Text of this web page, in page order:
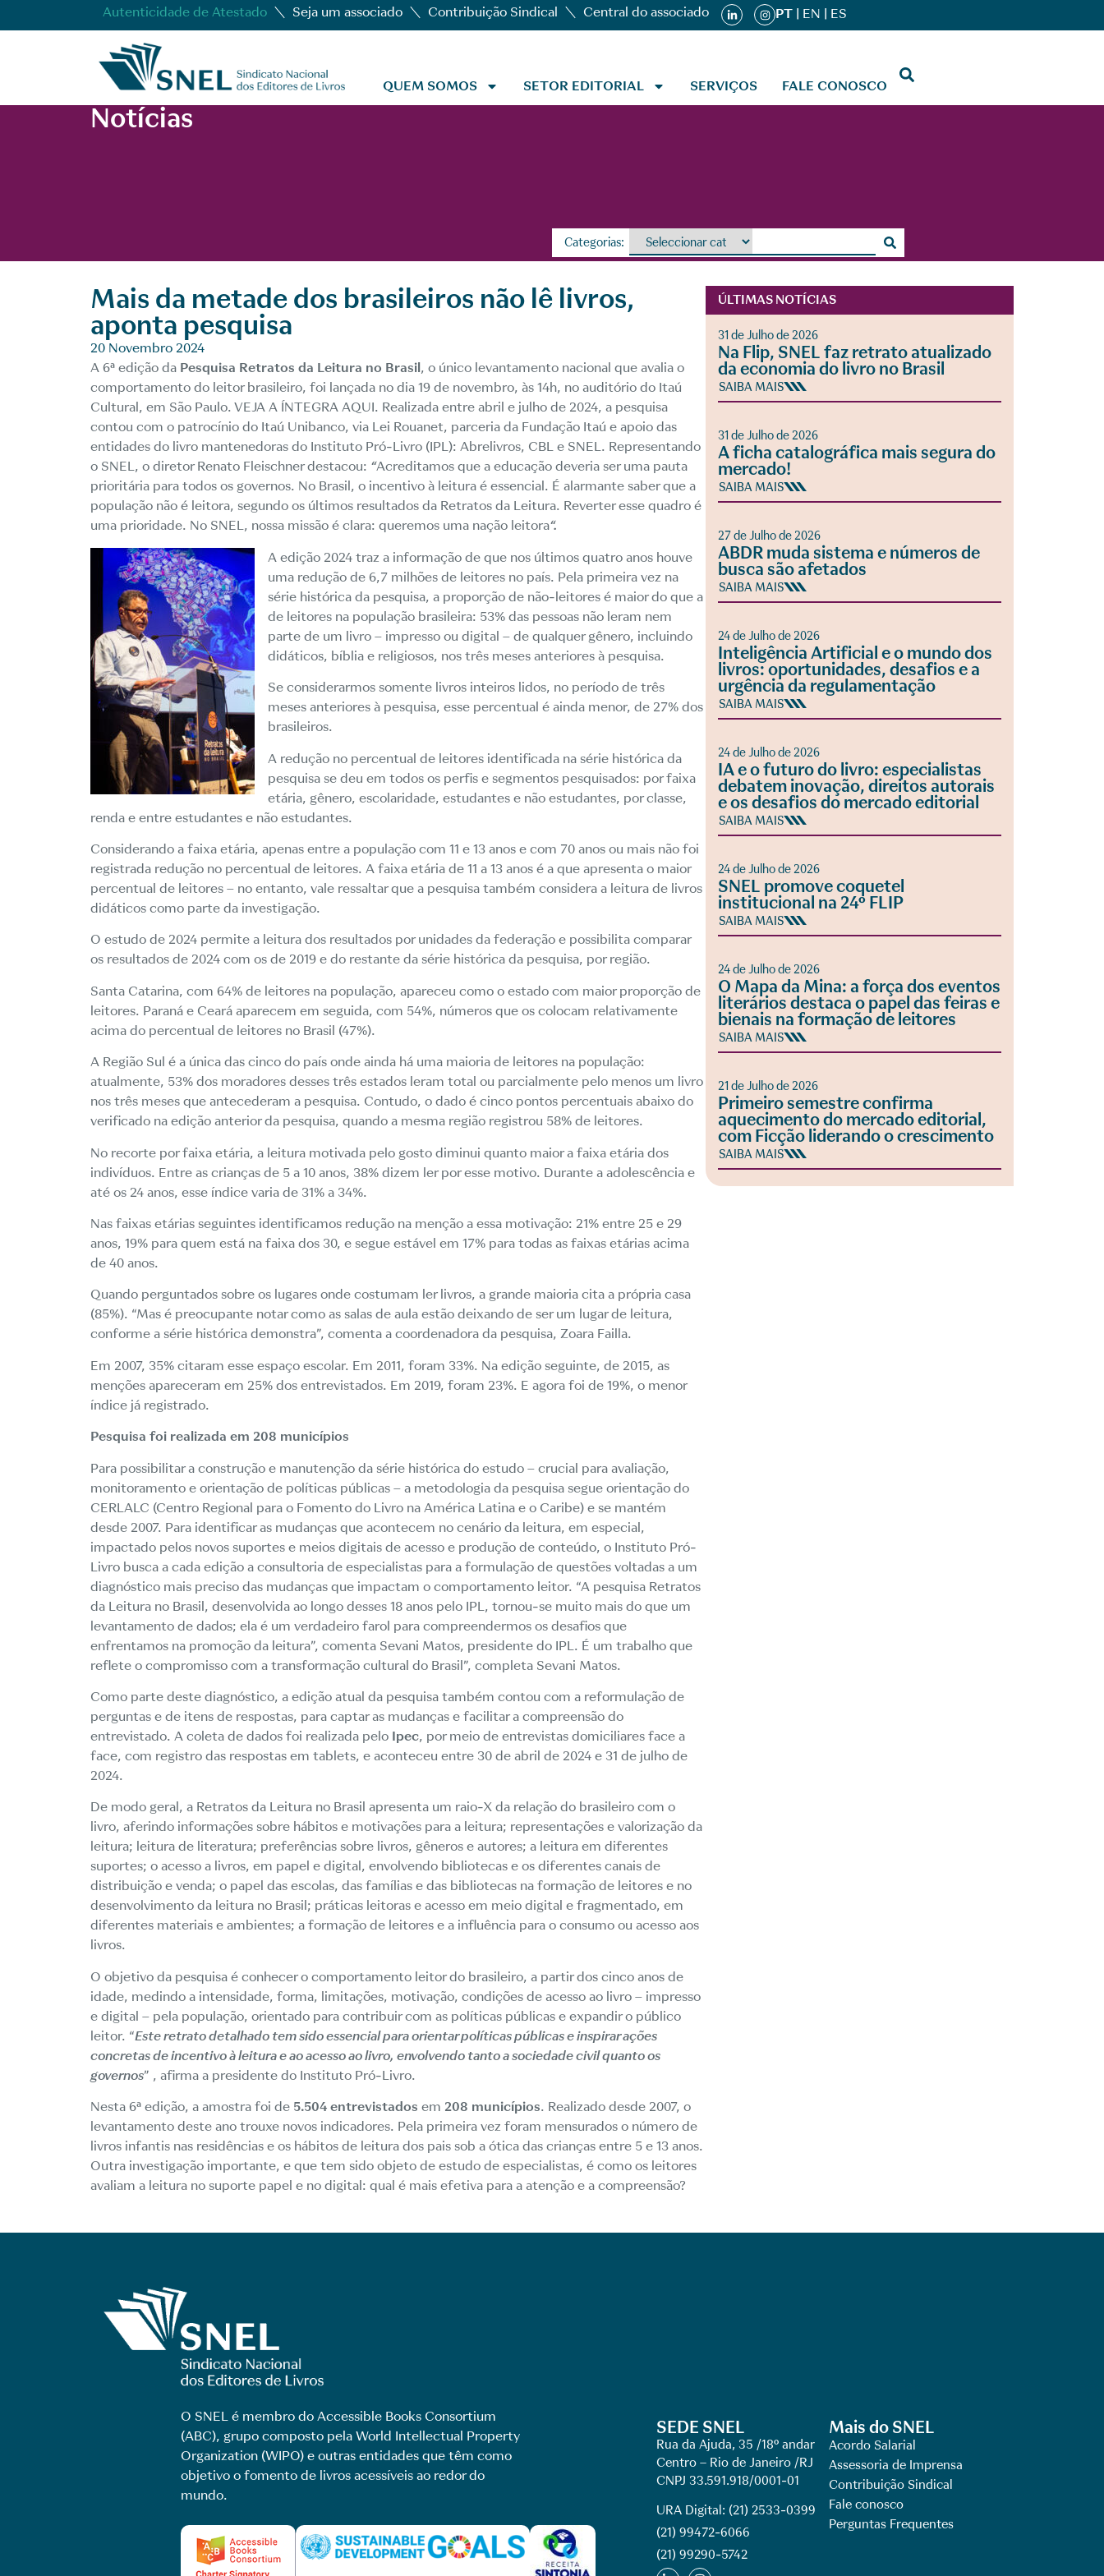
Autenticidade de Atestado Seja um associado Contribuição Sindical Central do associado PT | EN | ES
QUEM SOMOS SETOR EDITORIAL SERVIÇOS FALE CONOSCO
Notícias
Categorias:
Mais da metade dos brasileiros não lê livros,
aponta pesquisa
20 Novembro 2024
A 6ª edição da Pesquisa Retratos da Leitura no Brasil , o único levantamento nacional que avalia o
comportamento do leitor brasileiro, foi lançada no dia 19 de novembro, às 14h, no auditório do Itaú
Cultural, em São Paulo. VEJA A ÍNTEGRA AQUI. Realizada entre abril e julho de 2024, a pesquisa
contou com o patrocínio do Itaú Unibanco, via Lei Rouanet, parceria da Fundação Itaú e apoio das
entidades do livro mantenedoras do Instituto Pró-Livro (IPL): Abrelivros, CBL e SNEL. Representando
o SNEL, o diretor Renato Fleischner destacou: “Acreditamos que a educação deveria ser uma pauta
prioritária para todos os governos. No Brasil, o incentivo à leitura é essencial. É alarmante saber que a
população não é leitora, segundo os últimos resultados da Retratos da Leitura. Reverter esse quadro é
uma prioridade. No SNEL, nossa missão é clara: queremos uma nação leitora“.
A edição 2024 traz a informação de que nos últimos quatro anos houve
uma redução de 6,7 milhões de leitores no país. Pela primeira vez na
série histórica da pesquisa, a proporção de não-leitores é maior do que a
de leitores na população brasileira: 53% das pessoas não leram nem
parte de um livro – impresso ou digital – de qualquer gênero, incluindo
didáticos, bíblia e religiosos, nos três meses anteriores à pesquisa.
Se considerarmos somente livros inteiros lidos, no período de três
meses anteriores à pesquisa, esse percentual é ainda menor, de 27% dos
brasileiros.
A redução no percentual de leitores identificada na série histórica da
pesquisa se deu em todos os perfis e segmentos pesquisados: por faixa
etária, gênero, escolaridade, estudantes e não estudantes, por classe,
renda e entre estudantes e não estudantes.
Considerando a faixa etária, apenas entre a população com 11 e 13 anos e com 70 anos ou mais não foi
registrada redução no percentual de leitores. A faixa etária de 11 a 13 anos é a que apresenta o maior
percentual de leitores – no entanto, vale ressaltar que a pesquisa também considera a leitura de livros
didáticos como parte da investigação.
O estudo de 2024 permite a leitura dos resultados por unidades da federação e possibilita comparar
os resultados de 2024 com os de 2019 e do restante da série histórica da pesquisa, por região.
Santa Catarina, com 64% de leitores na população, apareceu como o estado com maior proporção de
leitores. Paraná e Ceará aparecem em seguida, com 54%, números que os colocam relativamente
acima do percentual de leitores no Brasil (47%).
A Região Sul é a única das cinco do país onde ainda há uma maioria de leitores na população:
atualmente, 53% dos moradores desses três estados leram total ou parcialmente pelo menos um livro
nos três meses que antecederam a pesquisa. Contudo, o dado é cinco pontos percentuais abaixo do
verificado na edição anterior da pesquisa, quando a mesma região registrou 58% de leitores.
No recorte por faixa etária, a leitura motivada pelo gosto diminui quanto maior a faixa etária dos
indivíduos. Entre as crianças de 5 a 10 anos, 38% dizem ler por esse motivo. Durante a adolescência e
até os 24 anos, esse índice varia de 31% a 34%.
Nas faixas etárias seguintes identificamos redução na menção a essa motivação: 21% entre 25 e 29
anos, 19% para quem está na faixa dos 30, e segue estável em 17% para todas as faixas etárias acima
de 40 anos.
Quando perguntados sobre os lugares onde costumam ler livros, a grande maioria cita a própria casa
(85%). “Mas é preocupante notar como as salas de aula estão deixando de ser um lugar de leitura,
conforme a série histórica demonstra”, comenta a coordenadora da pesquisa, Zoara Failla.
Em 2007, 35% citaram esse espaço escolar. Em 2011, foram 33%. Na edição seguinte, de 2015, as
menções apareceram em 25% dos entrevistados. Em 2019, foram 23%. E agora foi de 19%, o menor
índice já registrado.
Pesquisa foi realizada em 208 municípios
Para possibilitar a construção e manutenção da série histórica do estudo – crucial para avaliação,
monitoramento e orientação de políticas públicas – a metodologia da pesquisa segue orientação do
CERLALC (Centro Regional para o Fomento do Livro na América Latina e o Caribe) e se mantém
desde 2007. Para identificar as mudanças que acontecem no cenário da leitura, em especial,
impactado pelos novos suportes e meios digitais de acesso e produção de conteúdo, o Instituto Pró-
Livro busca a cada edição a consultoria de especialistas para a formulação de questões voltadas a um
diagnóstico mais preciso das mudanças que impactam o comportamento leitor. “A pesquisa Retratos
da Leitura no Brasil, desenvolvida ao longo desses 18 anos pelo IPL, tornou-se muito mais do que um
levantamento de dados; ela é um verdadeiro farol para compreendermos os desafios que
enfrentamos na promoção da leitura”, comenta Sevani Matos, presidente do IPL. É um trabalho que
reflete o compromisso com a transformação cultural do Brasil”, completa Sevani Matos.
Como parte deste diagnóstico, a edição atual da pesquisa também contou com a reformulação de
perguntas e de itens de respostas, para captar as mudanças e facilitar a compreensão do
entrevistado. A coleta de dados foi realizada pelo Ipec, por meio de entrevistas domiciliares face a
face, com registro das respostas em tablets, e aconteceu entre 30 de abril de 2024 e 31 de julho de
2024.
De modo geral, a Retratos da Leitura no Brasil apresenta um raio-X da relação do brasileiro com o
livro, aferindo informações sobre hábitos e motivações para a leitura; representações e valorização da
leitura; leitura de literatura; preferências sobre livros, gêneros e autores; a leitura em diferentes
suportes; o acesso a livros, em papel e digital, envolvendo bibliotecas e os diferentes canais de
distribuição e venda; o papel das escolas, das famílias e das bibliotecas na formação de leitores e no
desenvolvimento da leitura no Brasil; práticas leitoras e acesso em meio digital e fragmentado, em
diferentes materiais e ambientes; a formação de leitores e a influência para o consumo ou acesso aos
livros.
O objetivo da pesquisa é conhecer o comportamento leitor do brasileiro, a partir dos cinco anos de
idade, medindo a intensidade, forma, limitações, motivação, condições de acesso ao livro – impresso
e digital – pela população, orientado para contribuir com as políticas públicas e expandir o público
leitor. “Este retrato detalhado tem sido essencial para orientar políticas públicas e inspirar ações
concretas de incentivo à leitura e ao acesso ao livro, envolvendo tanto a sociedade civil quanto os
governos” , afirma a presidente do Instituto Pró-Livro.
Nesta 6ª edição, a amostra foi de 5.504 entrevistados em 208 municípios. Realizado desde 2007, o
levantamento deste ano trouxe novos indicadores. Pela primeira vez foram mensurados o número de
livros infantis nas residências e os hábitos de leitura dos pais sob a ótica das crianças entre 5 e 13 anos.
Outra investigação importante, e que tem sido objeto de estudo de especialistas, é como os leitores
avaliam a leitura no suporte papel e no digital: qual é mais efetiva para a atenção e a compreensão?
ÚLTIMAS NOTÍCIAS
31 de Julho de 2026
Na Flip, SNEL faz retrato atualizado
da economia do livro no Brasil
SAIBA MAIS
31 de Julho de 2026
A ficha catalográfica mais segura do
mercado!
SAIBA MAIS
27 de Julho de 2026
ABDR muda sistema e números de
busca são afetados
SAIBA MAIS
24 de Julho de 2026
Inteligência Artificial e o mundo dos
livros: oportunidades, desafios e a
urgência da regulamentação
SAIBA MAIS
24 de Julho de 2026
IA e o futuro do livro: especialistas
debatem inovação, direitos autorais
e os desafios do mercado editorial
SAIBA MAIS
24 de Julho de 2026
SNEL promove coquetel
institucional na 24º FLIP
SAIBA MAIS
24 de Julho de 2026
O Mapa da Mina: a força dos eventos
literários destaca o papel das feiras e
bienais na formação de leitores
SAIBA MAIS
21 de Julho de 2026
Primeiro semestre confirma
aquecimento do mercado editorial,
com Ficção liderando o crescimento
SAIBA MAIS
O SNEL é membro do Accessible Books Consortium
(ABC), grupo composto pela World Intellectual Property
Organization (WIPO) e outras entidades que têm como
objetivo o fomento de livros acessíveis ao redor do
mundo.
SEDE SNEL
Rua da Ajuda, 35 /18º andar
Centro – Rio de Janeiro /RJ
CNPJ 33.591.918/0001-01
URA Digital: (21) 2533-0399
(21) 99472-6066
(21) 99290-5742​
Mais do SNEL
Acordo Salarial
Assessoria de Imprensa
Contribuição Sindical
Fale conosco
Perguntas Frequentes